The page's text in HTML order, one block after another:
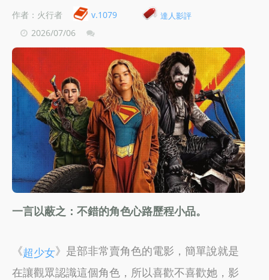
作者：火行者 v.1079 達人影評
2026/07/06
一言以蔽之：不錯的角色心路歷程小品。
《超少女》是部非常賣角色的電影，簡單說就是
在讓觀眾認識這個角色，所以喜歡不喜歡她，影